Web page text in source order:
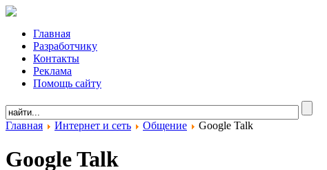
Главная
Разработчику
Контакты
Реклама
Помощь сайту
Главная Интернет и сеть Общение Google Talk
Google Talk